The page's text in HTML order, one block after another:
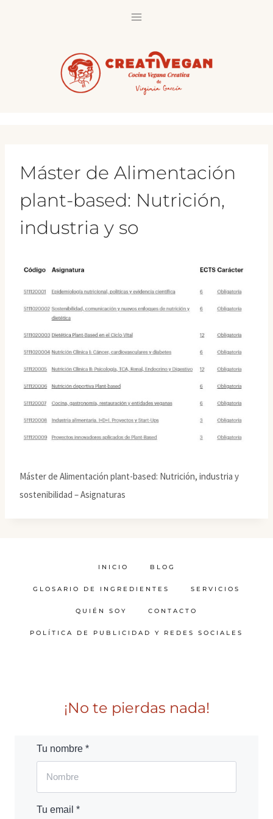
Máster de Alimentación
plant-based: Nutrición,
industria y so
Máster de Alimentación plant-based: Nutrición, industria y
sostenibilidad – Asignaturas
INICIO BLOG
GLOSARIO DE INGREDIENTES SERVICIOS
QUIÉN SOY CONTACTO
POLÍTICA DE PUBLICIDAD Y REDES SOCIALES
¡No te pierdas nada!
Tu nombre *
Tu email *